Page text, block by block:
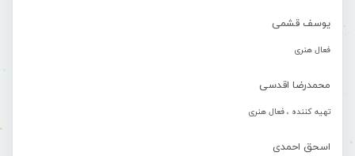
یوسف قشمی
فعال هنری
محمدرضا اقدسی
تهیه کننده ، فعال هنری
اسحق احمدی